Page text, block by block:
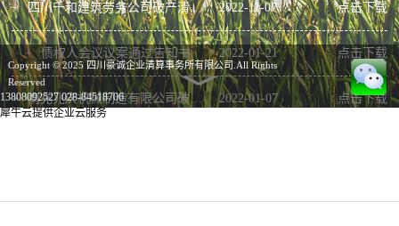
+ 四川千和建筑劳务公司破产清算案债权申报资料 2022-11-07 点击下载
+ 债权人会议议案通过告知书 2022-01-21 点击下载
+ 南充兆庆机械制造有限公司破产清算案第一次债权人会议资料 2022-01-07 点击下载
Copyright © 2025 四川豪诚企业清算事务所有限公司.All Rights
Reserved
13808092527028-84518706
犀牛云提供企业云服务